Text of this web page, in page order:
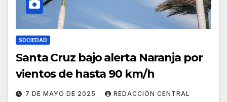
SOCIEDAD
Santa Cruz bajo alerta Naranja por
vientos de hasta 90 km/h
7 DE MAYO DE 2025 REDACCIÓN CENTRAL